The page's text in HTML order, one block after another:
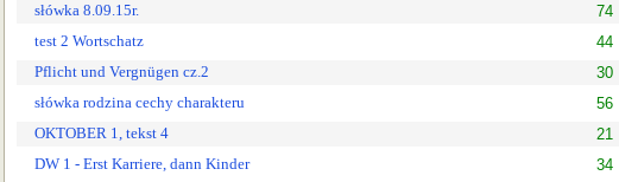
słówka 8.09.15r.
74
test 2 Wortschatz
44
Pflicht und Vergnügen cz.2
30
słówka rodzina cechy charakteru
56
OKTOBER 1, tekst 4
21
DW 1 - Erst Karriere, dann Kinder
34